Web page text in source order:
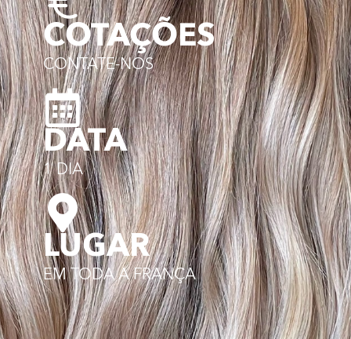
COTAÇÕES
CONTATE-NOS
DATA
1 DIA
LUGAR
EM TODA A FRANÇA